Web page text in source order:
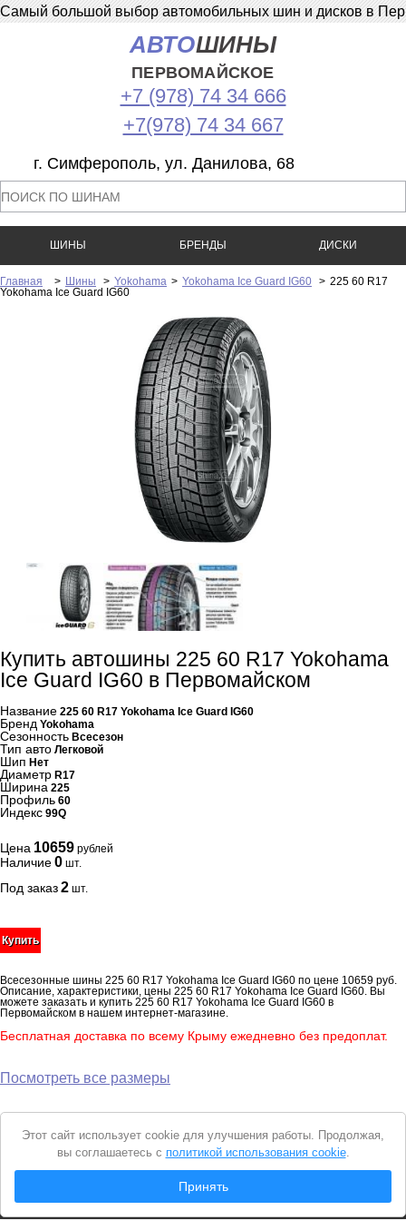
Самый большой выбор автомобильных шин и дисков в
АВТОШИНЫ
ПЕРВОМАЙСКОЕ
+7 (978) 74 34 666
+7(978) 74 34 667
г. Симферополь, ул. Данилова, 68
ШИНЫ БРЕНДЫ ДИСКИ
Главная > Шины > Yokohama > Yokohama Ice Guard IG60 > 225 60 R17
Yokohama Ice Guard IG60
Купить автошины 225 60 R17 Yokohama
Ice Guard IG60 в Первомайском
Название 225 60 R17 Yokohama Ice Guard IG60
Бренд Yokohama
Сезонность Всесезон
Тип авто Легковой
Шип Нет
Диаметр R17
Ширина 225
Профиль 60
Индекс 99Q
Цена 10659 рублей
Наличие0 шт.
Под заказ2 шт.
Купить
Всесезонные шины 225 60 R17 Yokohama Ice Guard IG60 по цене 10659 руб.
Описание, характеристики, цены 225 60 R17 Yokohama Ice Guard IG60. Вы
можете заказать и купить 225 60 R17 Yokohama Ice Guard IG60 в
Первомайском в нашем интернет-магазине.
Бесплатная доставка по всему Крыму ежедневно без предоплат.
Посмотреть все размеры
Вся представленная на сайте информация носит справочный характер и не
является
Уведомление
cookie
Этот сайт использует cookie для улучшения работы. Продолжая,
вы соглашаетесь с политикой использования cookie.
Принять